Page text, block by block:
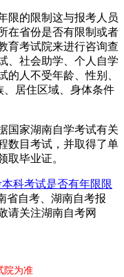
的限制这与报考人员
在省份是否有限制或者
育考试院来进行咨询查
、社会助学、个人自学
的人不受年龄、性别、
、居住区域、身体条件
家湖南自学考试有关
数目考试，并取得了单
取毕业证。
科考试是否有年限限
省自考、湖南自考报
请关注湖南自考网
院为准